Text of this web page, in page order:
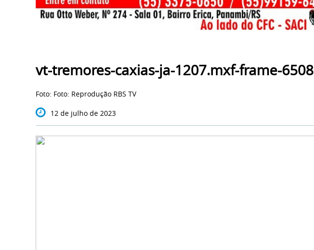
vt-tremores-caxias-ja-1207.mxf-frame-6508
Foto: Foto: Reprodução RBS TV
12 de julho de 2023